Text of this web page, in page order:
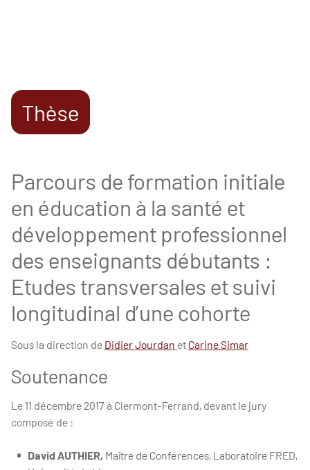
Thèse
Parcours de formation initiale
en éducation à la santé et
développement professionnel
des enseignants débutants :
Etudes transversales et suivi
longitudinal d’une cohorte
Sous la direction de Didier Jourdan et Carine Simar
Soutenance
Le 11 décembre 2017 à Clermont-Ferrand, devant le jury
composé de :
David AUTHIER, Maître de Conférences, Laboratoire FRED,